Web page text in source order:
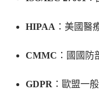
HIPAA ：美國醫
CMMC ：國國
GDPR ：歐盟一